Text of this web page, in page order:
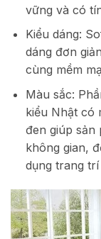
vững và có
Kiểu dáng:
dáng đơn
cùng mềm
Màu sắc:
kiểu Nhật có
đen giúp sản
không gian,
dụng trang